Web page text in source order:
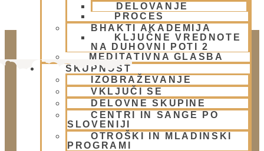
DELOVANJE
PROCES
BHAKTI AKADEMIJA
KLJUČNE VREDNOTE
NA DUHOVNI POTI 2
MEDITATIVNA GLASBA
SKUPNOST
IZOBRAŽEVANJE
VKLJUČI SE
DELOVNE SKUPINE
CENTRI IN SANGE PO
SLOVENIJI
OTROŠKI IN MLADINSKI
PROGRAMI